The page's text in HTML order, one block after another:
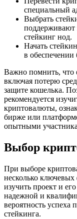
специальный
Выбрать
поддерживают
стейкинг нод.
Начать
в обеспечении
Важно помнить, что
включая потерю
защите кошелька.
рекомендуется
криптовалюты,
бирже или
опытными
Выбор
При выборе
несколько
изучить проект и
надежной и
вероятность успеха
стейкинга.